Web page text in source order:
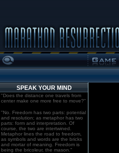
SPEAK YOUR MIND
"Does the distance one travels from
center make one more free to move?"
"No. Freedom has two parts: potential
and resolution; as metaphor has two
parts: form and interpretation. Of
course, the two are intertwined.
Metaphor lines the road to freedom,
as symbols and words are the bricks
and mortar of meaning. Freedom is
being the bricoleur, the mason."